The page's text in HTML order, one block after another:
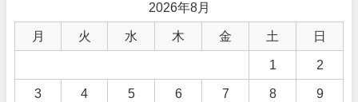
2026年8月
月 火 水 木 金 土 日
1 2
3 4 5 6 7 8 9